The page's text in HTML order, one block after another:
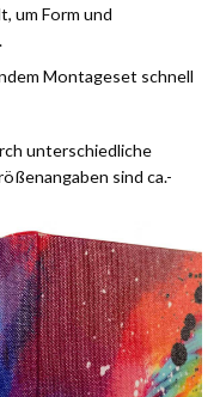
um Form und
Montageset schnell
unterschiedliche
sind ca.-